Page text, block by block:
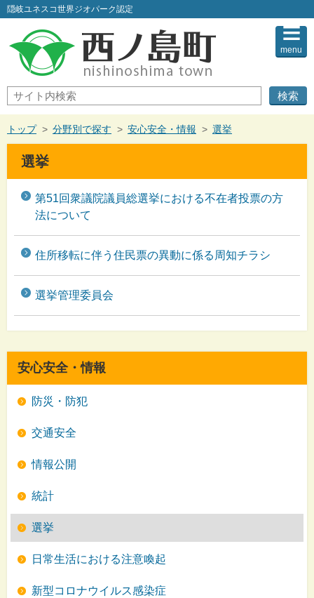
このページの本文へ
隠岐ユネスコ世界ジオパーク認定
サ
イ
ト
内
検
索
menu
現
在
トップ > 分野別で探す > 安心安全・情報 > 選挙
選挙
第51回衆議院議員総選挙における不在者投票の方
法について
住所移転に伴う住民票の異動に係る周知チラシ
選挙管理委員会
安心安全・情報
防災・防犯
交通安全
情報公開
統計
選挙
日常生活における注意喚起
新型コロナウイルス感染症